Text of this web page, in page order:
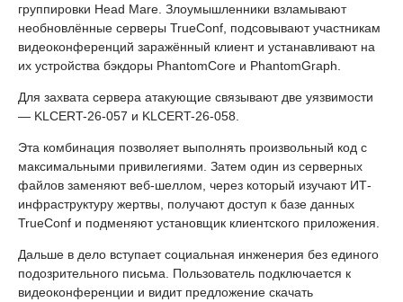
группировки Head Mare. Злоумышленники взламывают
необновлённые серверы TrueConf, подсовывают участникам
видеоконференций заражённый клиент и устанавливают на
их устройства бэкдоры PhantomCore и PhantomGraph.
Для захвата сервера атакующие связывают две уязвимости
— KLCERT-26-057 и KLCERT-26-058.
Эта комбинация позволяет выполнять произвольный код с
максимальными привилегиями. Затем один из серверных
файлов заменяют веб-шеллом, через который изучают ИТ-
инфраструктуру жертвы, получают доступ к базе данных
TrueConf и подменяют установщик клиентского приложения.
Дальше в дело вступает социальная инженерия без единого
подозрительного письма. Пользователь подключается к
видеоконференции и видит предложение скачать